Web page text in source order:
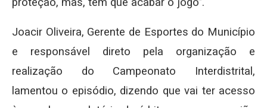
Joacir Oliveira, Gerente de Esportes do Município
e responsável direto pela organização e
realização do Campeonato Interdistrital,
lamentou o episódio, dizendo que vai ter acesso